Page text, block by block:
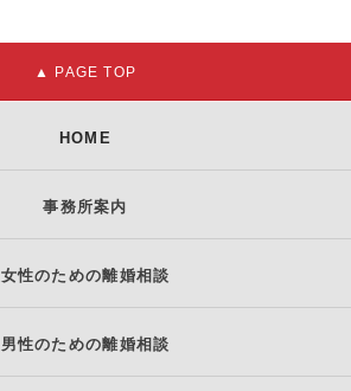
HOME
事務所案内
女性のための離婚相談
男性のための離婚相談